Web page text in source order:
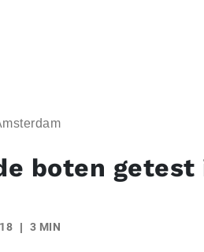
boten getest
3 MIN